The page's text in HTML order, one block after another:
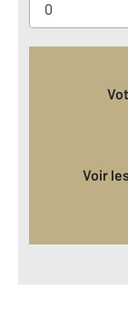
Voir les 2 biens correspondant à votre